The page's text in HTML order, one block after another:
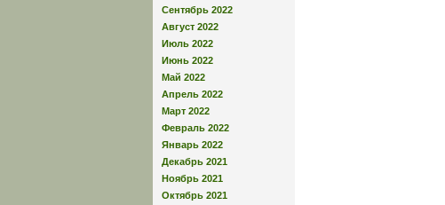
Сентябрь 2022
Август 2022
Июль 2022
Июнь 2022
Май 2022
Апрель 2022
Март 2022
Февраль 2022
Январь 2022
Декабрь 2021
Ноябрь 2021
Октябрь 2021